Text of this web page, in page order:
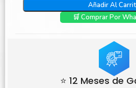
Añadir Al
🛒 Comprar Por
⭐ 12 Meses de